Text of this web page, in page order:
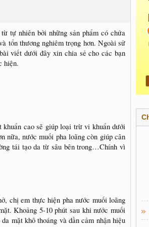
tự nhiên bởi những sản phẩm có chứa
tổn thương nghiêm trọng hơn. Ngoài sử
viết dưới đây xin chia sẻ cho các bạn
hiện.
cao sẽ giúp loại trừ vi khuẩn dưới
nữa, nước muối pha loãng còn giúp cân
tái tạo da từ sâu bên trong…Chính vì
chị em thực hiện pha nước muối loãng
Khoảng 5-10 phút sau khi nước muối
mặt khô thoáng và dần cảm nhận hiệu